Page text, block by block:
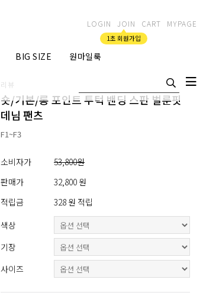
LOGIN JOIN
1초 회원가입
CART MYPAGE
BIG SIZE 원마일룩
리뷰
숏/기본/롱 포인트 투턱 밴딩 스판 벌룬핏
데님 팬츠
F1~F3
소비자가
53,800원
판매가
32,800 원
적립금
328 원 적립
색상
기장
사이즈